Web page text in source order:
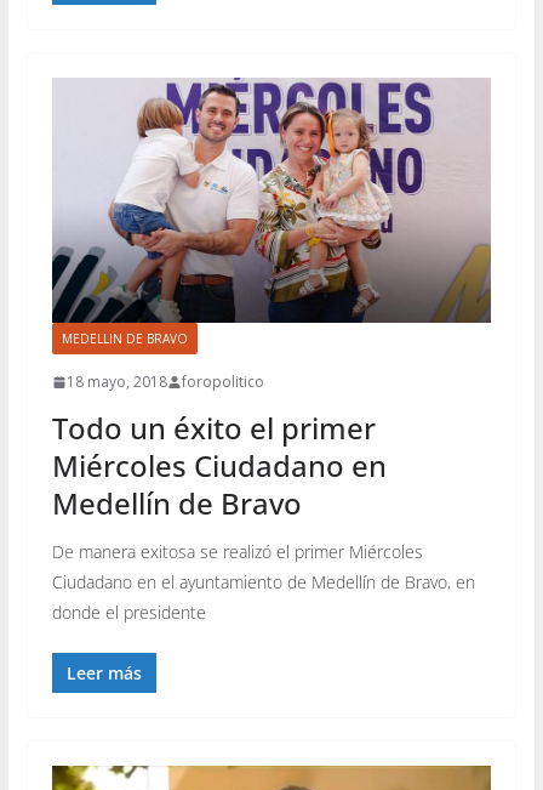
MEDELLIN DE BRAVO
18 mayo, 2018 foropolitico
Todo un éxito el primer
Miércoles Ciudadano en
Medellín de Bravo
De manera exitosa se realizó el primer Miércoles
Ciudadano en el ayuntamiento de Medellín de Bravo, en
donde el presidente
Leer más